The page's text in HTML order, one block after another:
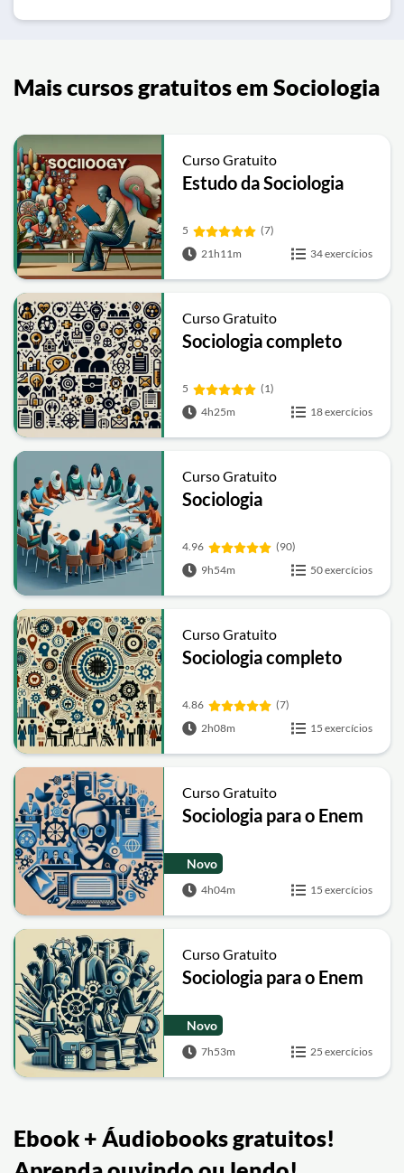
Mais cursos gratuitos em Sociologia
Curso Gratuito
Estudo da Sociologia
5
(7)
21h11m
34 exercícios
Curso Gratuito
Sociologia completo
5
(1)
4h25m
18 exercícios
Curso Gratuito
Sociologia
4.96
(90)
9h54m
50 exercícios
Curso Gratuito
Sociologia completo
4.86
(7)
2h08m
15 exercícios
Curso Gratuito
Sociologia para o Enem
Novo
4h04m 15 exercícios
Curso Gratuito
Sociologia para o Enem
Novo
7h53m 25 exercícios
Ebook + Áudiobooks gratuitos!